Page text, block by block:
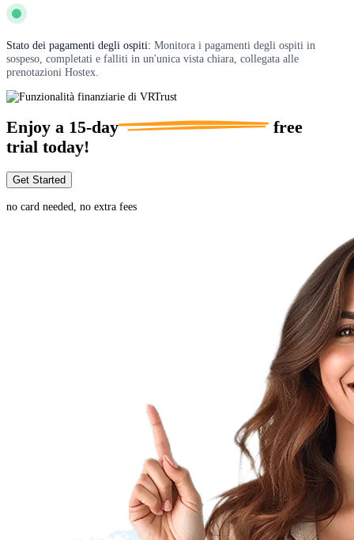
Stato dei pagamenti degli ospiti: Monitora i pagamenti degli ospiti in
sospeso, completati e falliti in un'unica vista chiara, collegata alle
prenotazioni Hostex.
Enjoy a 15-day
free
trial today!
Get Started
no card needed, no extra fees